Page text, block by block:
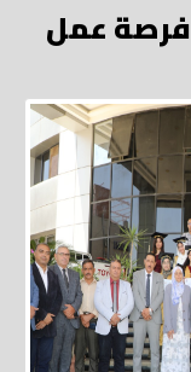
مديرية العمل توفر 895 فرصة عمل